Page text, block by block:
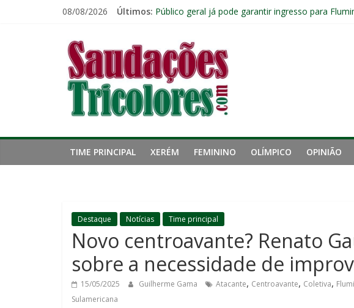
08/08/2026 Últimos: Ventos fortes adiam clássico entre Fluminense
John Kennedy tem lesão no ligamento cruzado
Fluminense chega ao prazo final da
Saudações
Tricolores
TIME PRINCIPAL XERÉM FEMININO OLÍMPICO OPINIÃO
Destaque Notícias Time principal
Novo centroavante? Renato
sobre a necessidade de
15/05/2025 Guilherme Gama Atacante, Centroavante, Coletiva,
Sulamericana